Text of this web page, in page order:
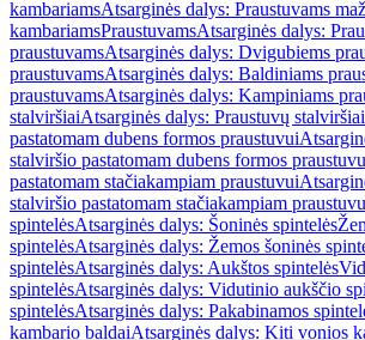
kambariamsAtsarginės dalys: Praustuvams
kambariamsPraustuvamsAtsarginės dalys:
praustuvamsAtsarginės dalys: Dvigubiems
praustuvamsAtsarginės dalys: Baldiniams
praustuvamsAtsarginės dalys: Kampiniams
stalviršiaiAtsarginės dalys: Praustuvų stalviršiai
pastatomam dubens formos praustuvui
stalviršio pastatomam dubens formos
pastatomam stačiakampiam praustuvui
stalviršio pastatomam stačiakampiam
spintelėsAtsarginės dalys: Šoninės spintelės
spintelėsAtsarginės dalys: Žemos šoninės
spintelėsAtsarginės dalys: Aukštos spintelės
spintelėsAtsarginės dalys: Vidutinio aukščio
spintelėsAtsarginės dalys: Pakabinamos
kambario baldaiAtsarginės dalys: Kiti vonios